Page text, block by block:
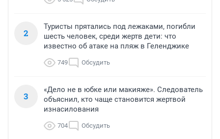
2
Туристы прятались под лежаками, погибли
шесть человек, среди жертв дети: что
известно об атаке на пляж в Геленджике
749 Обсудить
3
«Дело не в юбке или макияже». Следователь
объяснил, кто чаще становится жертвой
изнасилования
704 Обсудить